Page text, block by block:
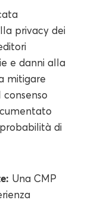
privacy dei
e danni alla
mitigare
consenso
di
Una CMP